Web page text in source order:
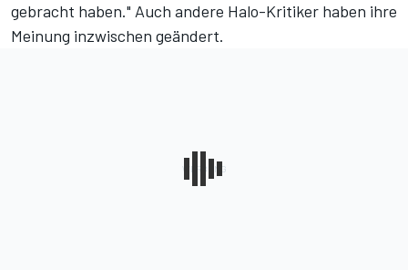
gebracht haben." Auch andere Halo-Kritiker haben ihre
Meinung inzwischen geändert.